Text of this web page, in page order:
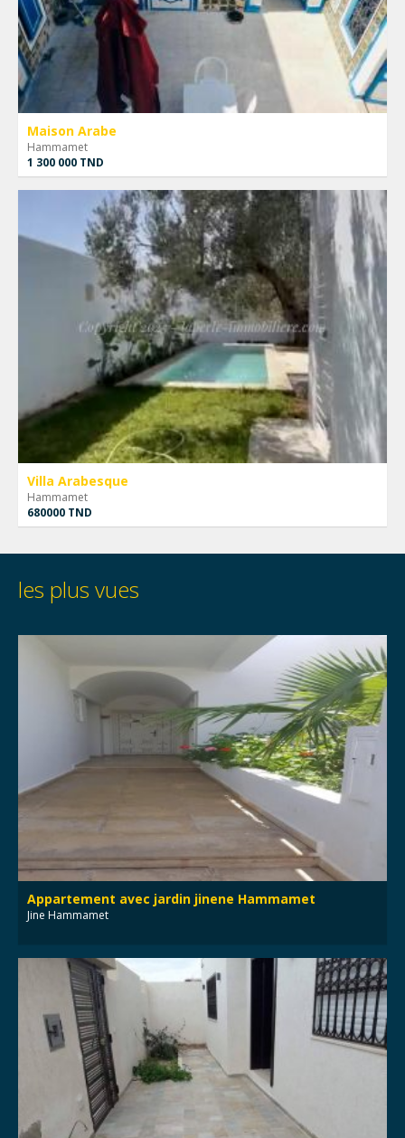
Maison Arabe
Hammamet
1 300 000 TND
Villa Arabesque
Hammamet
680000 TND
les plus vues
Appartement avec jardin jinene Hammamet
Jine Hammamet